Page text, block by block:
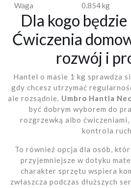
Waga
0.854 kg
Dla kogo
Ćwiczenia
rozwój i
Hantel o masie 1 kg sprawdza
gdy chcesz utrzymać
ale rozsądnie. Umbro Hantla
być dobrym wyborem do
rozgrzewką albo
kontrola
To również opcja dla osób,
przyjemniejsze w dotyku
charakter sprzętu wspiera
zwłaszcza podczas dłuższych